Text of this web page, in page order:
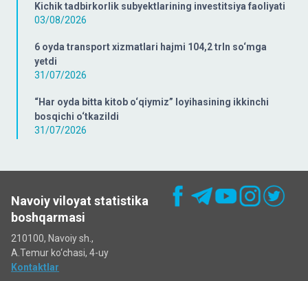
Kichik tadbirkorlik subyektlarining investitsiya faoliyati
03/08/2026
6 oyda transport xizmatlari hajmi 104,2 trln so‘mga
yetdi
31/07/2026
“Har oyda bitta kitob o‘qiymiz” loyihasining ikkinchi
bosqichi o‘tkazildi
31/07/2026
Navoiy viloyat statistika
boshqarmasi
210100, Navoiy sh.,
A.Temur ko‘chаsi, 4-uy
Kontaktlar